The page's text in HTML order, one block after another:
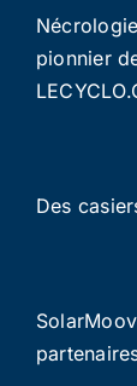
pionnier
Des